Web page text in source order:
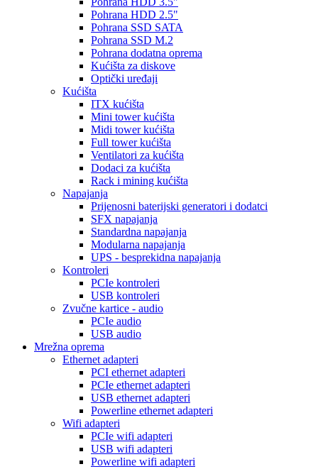
Pohrana HDD 2.5"
Pohrana SSD SATA
Pohrana SSD M.2
Pohrana dodatna oprema
Kućišta za diskove
Optički uređaji
Kućišta
ITX kućišta
Mini tower kućišta
Midi tower kućišta
Full tower kućišta
Ventilatori za kućišta
Dodaci za kućišta
Rack i mining kućišta
Napajanja
Prijenosni baterijski generatori i dodatci
SFX napajanja
Standardna napajanja
Modularna napajanja
UPS - besprekidna napajanja
Kontroleri
PCIe kontroleri
USB kontroleri
Zvučne kartice - audio
PCIe audio
USB audio
Mrežna oprema
Ethernet adapteri
PCI ethernet adapteri
PCIe ethernet adapteri
USB ethernet adapteri
Powerline ethernet adapteri
Wifi adapteri
PCIe wifi adapteri
USB wifi adapteri
Powerline wifi adapteri